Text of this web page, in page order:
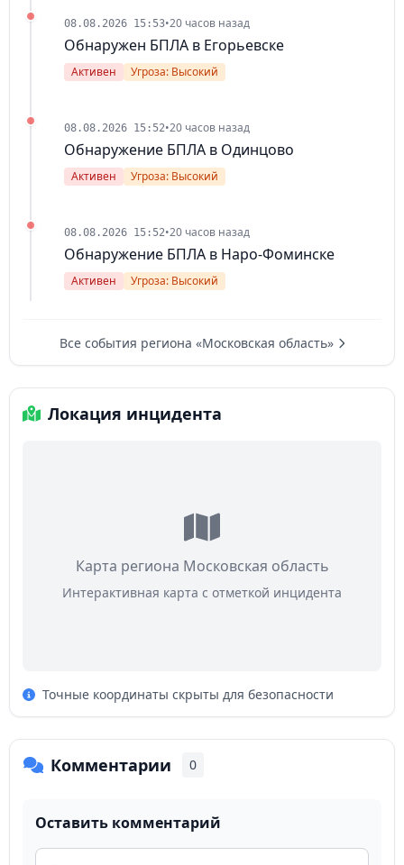
08.08.2026 15:53•20 часов назад
Обнаружен БПЛА в Егорьевске
Активен Угроза: Высокий
08.08.2026 15:52•20 часов назад
Обнаружение БПЛА в Одинцово
Активен Угроза: Высокий
08.08.2026 15:52•20 часов назад
Обнаружение БПЛА в Наро-Фоминске
Активен Угроза: Высокий
Все события региона «Московская область»
Локация инцидента
Карта региона Московская область
Интерактивная карта с отметкой инцидента
Точные координаты скрыты для безопасности
Комментарии 0
Оставить комментарий